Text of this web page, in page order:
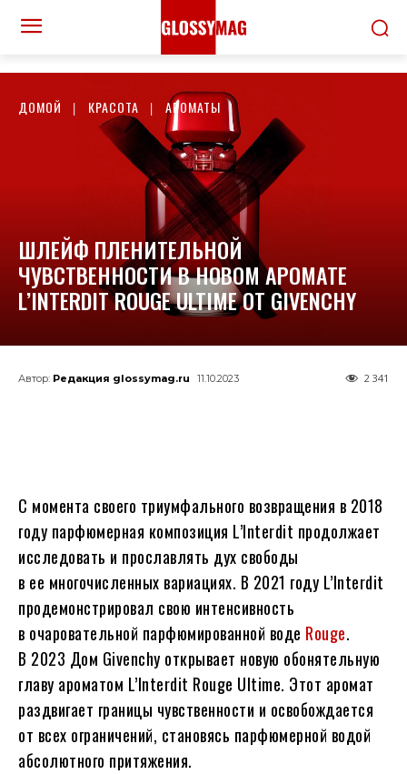
ДОМОЙ КРАСОТА АРОМАТЫ
ШЛЕЙФ ПЛЕНИТЕЛЬНОЙ
ЧУВСТВЕННОСТИ В НОВОМ АРОМАТЕ
L’INTERDIT ROUGE ULTIME ОТ GIVENCHY
Автор: Редакция glossymag.ru 11.10.2023 2 341
С момента своего триумфального возвращения в 2018
году парфюмерная композиция L’Interdit продолжает
исследовать и прославлять дух свободы
в ее многочисленных вариациях. В 2021 году L’Interdit
продемонстрировал свою интенсивность
в очаровательной парфюмированной воде Rouge.
В 2023 Дом Givenchy открывает новую обонятельную
главу ароматом L’Interdit Rouge Ultime. Этот аромат
раздвигает границы чувственности и освобождается
от всех ограничений, становясь парфюмерной водой
абсолютного притяжения.